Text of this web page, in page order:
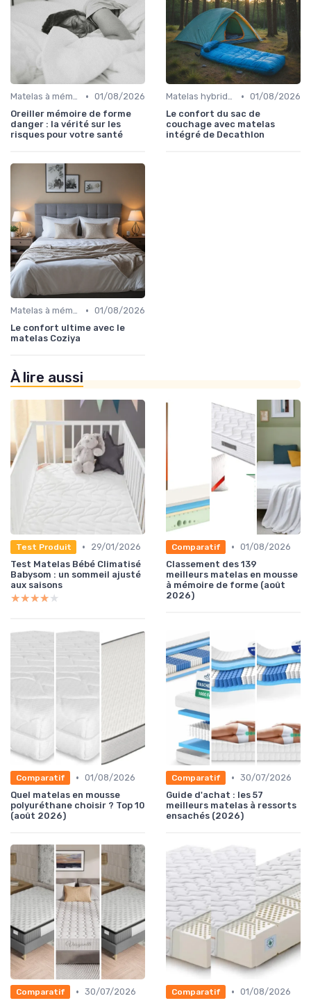
Matelas à mémoire de forme • 01/08/2026
Oreiller mémoire de forme
danger : la vérité sur les
risques pour votre santé
Matelas hybrides • 01/08/2026
Le confort du sac de
couchage avec matelas
intégré de Decathlon
Matelas à mémoire de forme • 01/08/2026
Le confort ultime avec le
matelas Coziya
À lire aussi
Test Produit •
29/01/2026
Test Matelas Bébé Climatisé
Babysom : un sommeil ajusté
aux saisons
★★★★★
★★★★★
Comparatif • 01/08/2026
Classement des 139
meilleurs matelas en mousse
à mémoire de forme (août
2026)
Comparatif • 01/08/2026
Quel matelas en mousse
polyuréthane choisir ? Top 10
(août 2026)
Comparatif • 30/07/2026
Guide d'achat : les 57
meilleurs matelas à ressorts
ensachés (2026)
Comparatif • 30/07/2026
Comparatif • 01/08/2026